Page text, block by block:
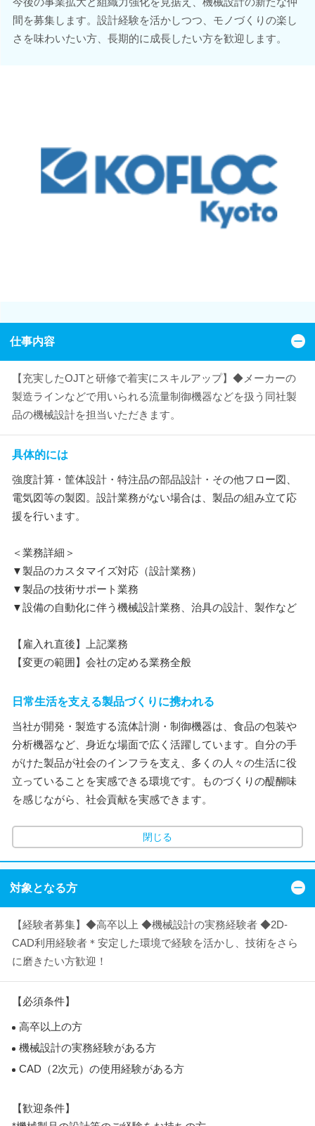
間を募集します。設計経験を活かしつつ、モノづくりの楽し
さを味わいたい方、長期的に成長したい方を歓迎します。
仕事内容
【充実したOJTと研修で着実にスキルアップ】◆メーカーの
製造ラインなどで用いられる流量制御機器などを扱う同社製
品の機械設計を担当いただきます。
具体的には
強度計算・筐体設計・特注品の部品設計・その他フロー図、
電気図等の製図。設計業務がない場合は、製品の組み立て応
援を行います。
＜業務詳細＞
▼製品のカスタマイズ対応（設計業務）
▼製品の技術サポート業務
▼設備の自動化に伴う機械設計業務、治具の設計、製作など
【雇入れ直後】上記業務
【変更の範囲】会社の定める業務全般
日常生活を支える製品づくりに携われる
当社が開発・製造する流体計測・制御機器は、食品の包装や
分析機器など、身近な場面で広く活躍しています。自分の手
がけた製品が社会のインフラを支え、多くの人々の生活に役
立っていることを実感できる環境です。ものづくりの醍醐味
を感じながら、社会貢献を実感できます。
閉じる
対象となる方
【経験者募集】◆高卒以上 ◆機械設計の実務経験者 ◆2D-
CAD利用経験者＊安定した環境で経験を活かし、技術をさら
に磨きたい方歓迎！
【必須条件】
高卒以上の方
機械設計の実務経験がある方
CAD（2次元）の使用経験がある方
【歓迎条件】